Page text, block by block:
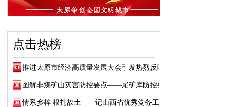
点击热榜
推进太原市经济高质量发展大会引发热烈反响
图解非煤矿山灾害防控要点——尾矿库防控要点
情系乡梓 根扎故土——记山西省优秀党务工作...